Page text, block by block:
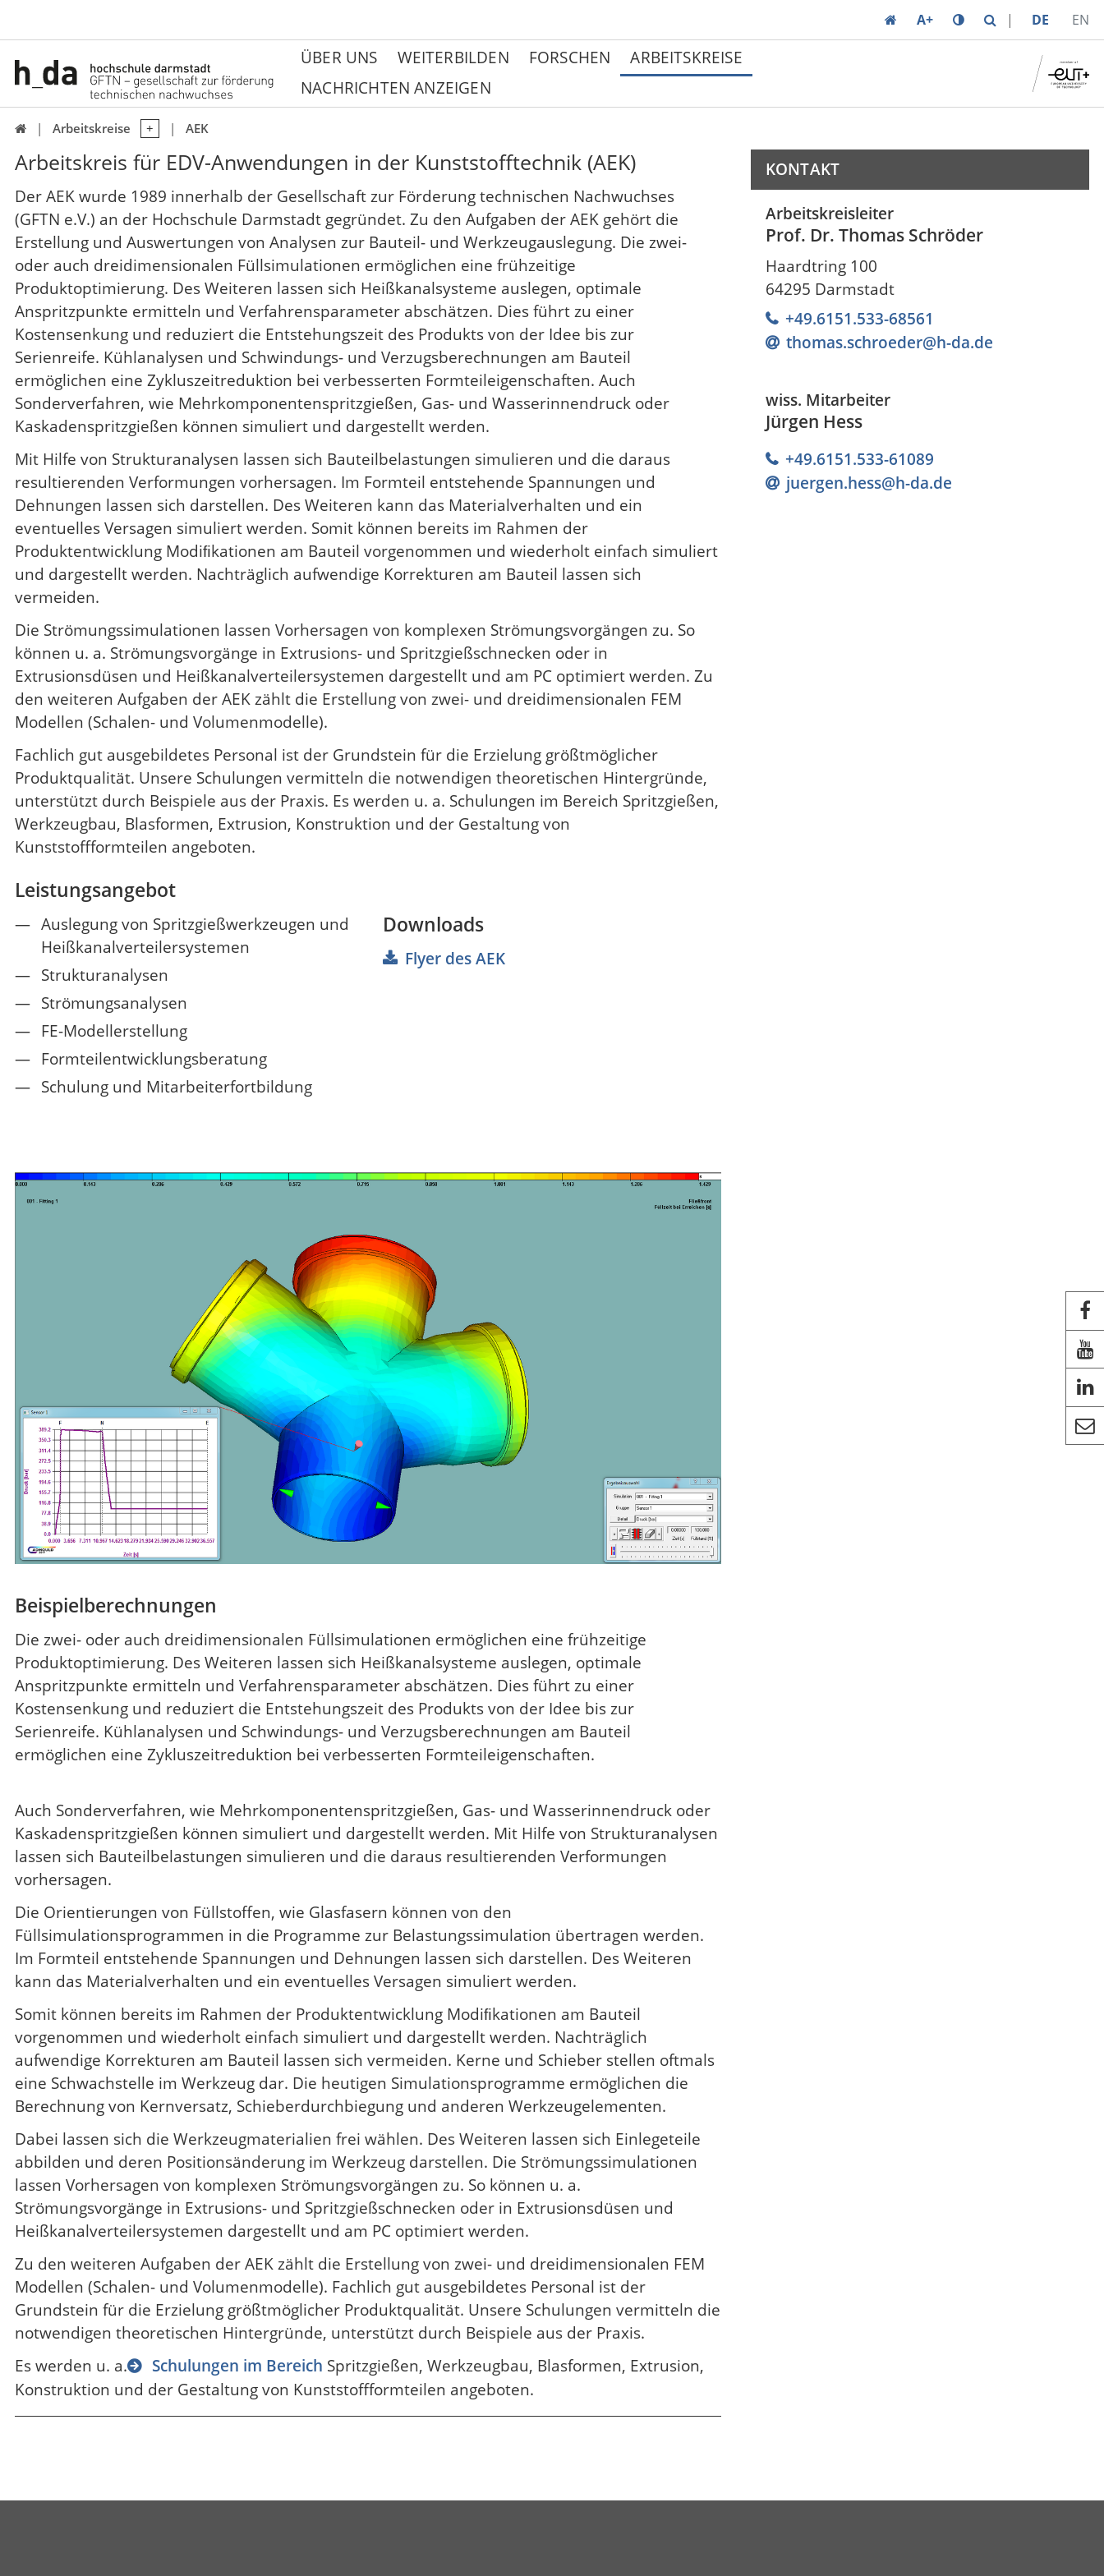
A+ DE EN
ÜBER UNS WEITERBILDEN FORSCHEN
ARBEITSKREISE
NACHRICHTEN ANZEIGEN
 Arbeitskreise AEK
Arbeitskreis für EDV-Anwendungen in der Kunststofftechnik (AEK)
Der AEK wurde 1989 innerhalb der Gesellschaft zur Förderung technischen Nachwuchses
(GFTN e.V.) an der Hochschule Darmstadt gegründet. Zu den Aufgaben der AEK gehört die
Erstellung und Auswertungen von Analysen zur Bauteil- und Werkzeugauslegung. Die zwei-
oder auch dreidimensionalen Füllsimulationen ermöglichen eine frühzeitige
Produktoptimierung. Des Weiteren lassen sich Heißkanalsysteme auslegen, optimale
Anspritzpunkte ermitteln und Verfahrensparameter abschätzen. Dies führt zu einer
Kostensenkung und reduziert die Entstehungszeit des Produkts von der Idee bis zur
Serienreife. Kühlanalysen und Schwindungs- und Verzugsberechnungen am Bauteil
ermöglichen eine Zykluszeitreduktion bei verbesserten Formteileigenschaften. Auch
Sonderverfahren, wie Mehrkomponentenspritzgießen, Gas- und Wasserinnendruck oder
Kaskadenspritzgießen können simuliert und dargestellt werden.
Mit Hilfe von Strukturanalysen lassen sich Bauteilbelastungen simulieren und die daraus
resultierenden Verformungen vorhersagen. Im Formteil entstehende Spannungen und
Dehnungen lassen sich darstellen. Des Weiteren kann das Materialverhalten und ein
eventuelles Versagen simuliert werden. Somit können bereits im Rahmen der
Produktentwicklung Modiﬁkationen am Bauteil vorgenommen und wiederholt einfach simuliert
und dargestellt werden. Nachträglich aufwendige Korrekturen am Bauteil lassen sich
vermeiden.
Die Strömungssimulationen lassen Vorhersagen von komplexen Strömungsvorgängen zu. So
können u. a. Strömungsvorgänge in Extrusions- und Spritzgießschnecken oder in
Extrusionsdüsen und Heißkanalverteilersystemen dargestellt und am PC optimiert werden. Zu
den weiteren Aufgaben der AEK zählt die Erstellung von zwei- und dreidimensionalen FEM
Modellen (Schalen- und Volumenmodelle).
Fachlich gut ausgebildetes Personal ist der Grundstein für die Erzielung größtmöglicher
Produktqualität. Unsere Schulungen vermitteln die notwendigen theoretischen Hintergründe,
unterstützt durch Beispiele aus der Praxis. Es werden u. a. Schulungen im Bereich Spritzgießen,
Werkzeugbau, Blasformen, Extrusion, Konstruktion und der Gestaltung von
Kunststoffformteilen angeboten.
Leistungsangebot
Auslegung von Spritzgießwerkzeugen und
Heißkanalverteilersystemen
Strukturanalysen
Strömungsanalysen
FE-Modellerstellung
Formteilentwicklungsberatung
Schulung und Mitarbeiterfortbildung
Downloads
Flyer des AEK
Beispielberechnungen
Die zwei- oder auch dreidimensionalen Füllsimulationen ermöglichen eine frühzeitige
Produktoptimierung. Des Weiteren lassen sich Heißkanalsysteme auslegen, optimale
Anspritzpunkte ermitteln und Verfahrensparameter abschätzen. Dies führt zu einer
Kostensenkung und reduziert die Entstehungszeit des Produkts von der Idee bis zur
Serienreife. Kühlanalysen und Schwindungs- und Verzugsberechnungen am Bauteil
ermöglichen eine Zykluszeitreduktion bei verbesserten Formteileigenschaften.
Auch Sonderverfahren, wie Mehrkomponentenspritzgießen, Gas- und Wasserinnendruck oder
Kaskadenspritzgießen können simuliert und dargestellt werden. Mit Hilfe von Strukturanalysen
lassen sich Bauteilbelastungen simulieren und die daraus resultierenden Verformungen
vorhersagen.
Die Orientierungen von Füllstoffen, wie Glasfasern können von den
Füllsimulationsprogrammen in die Programme zur Belastungssimulation übertragen werden.
Im Formteil entstehende Spannungen und Dehnungen lassen sich darstellen. Des Weiteren
kann das Materialverhalten und ein eventuelles Versagen simuliert werden.
Somit können bereits im Rahmen der Produktentwicklung Modiﬁkationen am Bauteil
vorgenommen und wiederholt einfach simuliert und dargestellt werden. Nachträglich
aufwendige Korrekturen am Bauteil lassen sich vermeiden. Kerne und Schieber stellen oftmals
eine Schwachstelle im Werkzeug dar. Die heutigen Simulationsprogramme ermöglichen die
Berechnung von Kernversatz, Schieberdurchbiegung und anderen Werkzeugelementen.
Dabei lassen sich die Werkzeugmaterialien frei wählen. Des Weiteren lassen sich Einlegeteile
abbilden und deren Positionsänderung im Werkzeug darstellen. Die Strömungssimulationen
lassen Vorhersagen von komplexen Strömungsvorgängen zu. So können u. a.
Strömungsvorgänge in Extrusions- und Spritzgießschnecken oder in Extrusionsdüsen und
Heißkanalverteilersystemen dargestellt und am PC optimiert werden.
Zu den weiteren Aufgaben der AEK zählt die Erstellung von zwei- und dreidimensionalen FEM
Modellen (Schalen- und Volumenmodelle). Fachlich gut ausgebildetes Personal ist der
Grundstein für die Erzielung größtmöglicher Produktqualität. Unsere Schulungen vermitteln die
notwendigen theoretischen Hintergründe, unterstützt durch Beispiele aus der Praxis.
Es werden u. a.
Schulungen im Bereich Spritzgießen, Werkzeugbau, Blasformen, Extrusion,
Konstruktion und der Gestaltung von Kunststoffformteilen angeboten.
KONTAKT
Arbeitskreisleiter
Prof. Dr. Thomas Schröder
Haardtring 100
64295 Darmstadt
+49.6151.533-68561
thomas.schroeder@h-da.de
wiss. Mitarbeiter
Jürgen Hess
+49.6151.533-61089
juergen.hess@h-da.de



